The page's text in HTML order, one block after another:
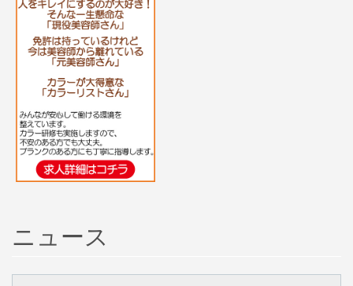
ニュース